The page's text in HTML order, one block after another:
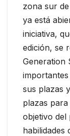
zona sur
ya está
iniciativa,
edición, se
Generation
sus plazas
plazas
objetivo del
habilidades